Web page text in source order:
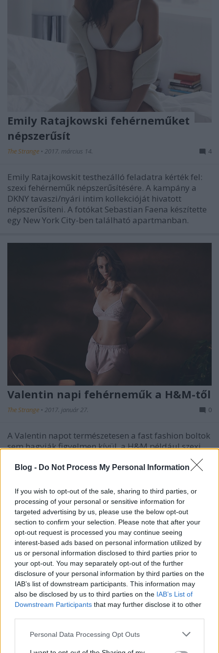
Blog - Do Not Process My Personal Information
If you wish to opt-out of the sale, sharing to third parties, or
processing of your personal or sensitive information for
targeted advertising by us, please use the below opt-out
section to confirm your selection. Please note that after your
opt-out request is processed you may continue seeing
interest-based ads based on personal information utilized by
us or personal information disclosed to third parties prior to
your opt-out. You may separately opt-out of the further
disclosure of your personal information by third parties on the
IAB’s list of downstream participants. This information may
also be disclosed by us to third parties on the IAB’s List of
Downstream Participants that may further disclose it to other
Please note that this website/app uses one or more Google
Personal Data Processing Opt Outs
Emily Ratajkowski fehérneműket
népszerűsít
The Strange • 2017. március 14. 4
Emily Ratajkowskit testhezálló feladatra kérték fel:
szexi fehérneműk népszerűsítésére. A kampány a
DKNY tavaszi/nyári intim kollekcióját hivatott
népszerűsíteni. A fotókat Sebastian Faena készítette
egy New York City-ben található apartmanban.
Valentin napi fehérneműk a H&M-től
The Strange • 2017. január 27. 0
A Valentin napot természetesen a fast fashion boltok
sem hagyják figyelmen kívül, a H&M például szexi
Szexi karácsony Intimissimi
fehérneműkkel